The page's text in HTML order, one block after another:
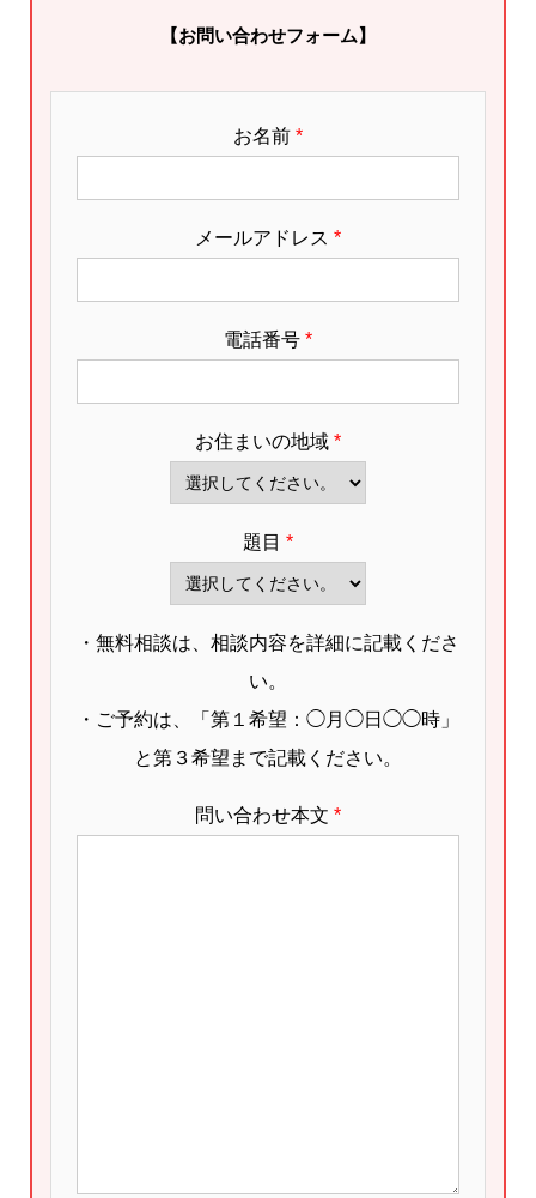
【お問い合わせフォーム】
お名前 *
メールアドレス *
電話番号 *
お住まいの地域 *
題目 *
・無料相談は、相談内容を詳細に記載くださ
い。
・ご予約は、「第１希望：◯月◯日◯◯時」
と第３希望まで記載ください。
問い合わせ本文 *